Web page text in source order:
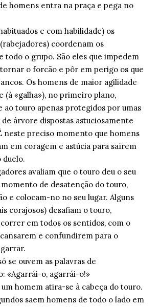
homens entra na praça e pega no
e com habilidade) os
coordenam os
todo o grupo. São eles que impedem
o forcão e pôr em perigo os que
Os homens de maior agilidade
(à «galha»), no primeiro plano,
touro apenas protegidos por umas
de árvore dispostas astuciosamente
neste preciso momento que homens
em coragem e astúcia para saírem
duelo.
avaliam que o touro deu o seu
de desatenção do touro,
e colocam-no no seu lugar. Alguns
corajosos) desafiam o touro,
em todos os sentidos, com o
e confundirem para o
se ouvem as palavras de
«Agarrái-o, agarrái-o!»
um homem atira-se à cabeça do touro.
saem homens de todo o lado em